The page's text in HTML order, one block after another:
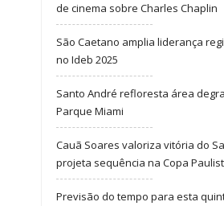
de cinema sobre Charles Chaplin
São Caetano amplia liderança
no Ideb 2025
Santo André refloresta área
Parque Miami
Cauã Soares valoriza vitória do
projeta sequência na Copa
Previsão do tempo para esta